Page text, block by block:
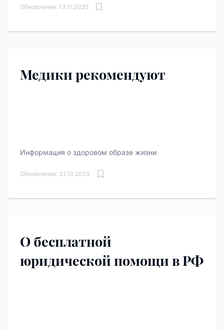
Обновление: 13.11.2025
Медики рекомендуют
Информация о здоровом образе жизни
Обновление: 31.10.2023
О бесплатной
юридической помощи в РФ